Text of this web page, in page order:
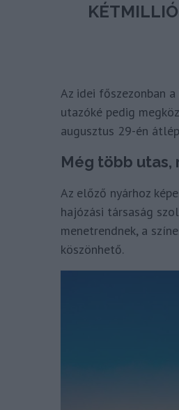
Az idei főszezonban
utazóké pedig
augusztus 29-én
Még több utas,
Az előző nyárhoz
hajózási társaság
menetrendnek, a
köszönhető.